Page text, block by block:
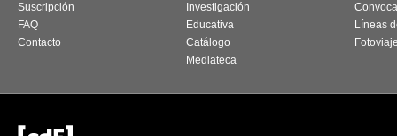
Suscripción
FAQ
Contacto
Investigación
Educativa
Catálogo
Mediateca
Líneas